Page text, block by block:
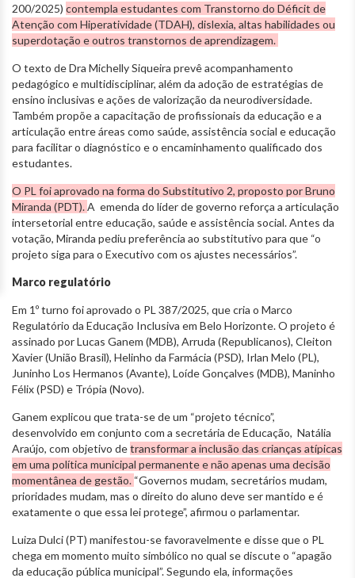
200/2025) contempla estudantes com Transtorno do Déficit de
Atenção com Hiperatividade (TDAH), dislexia, altas habilidades ou
superdotação e outros transtornos de aprendizagem.
O texto de Dra Michelly Siqueira prevê acompanhamento
pedagógico e multidisciplinar, além da adoção de estratégias de
ensino inclusivas e ações de valorização da neurodiversidade.
Também propõe a capacitação de profissionais da educação e a
articulação entre áreas como saúde, assistência social e educação
para facilitar o diagnóstico e o encaminhamento qualificado dos
estudantes.
O PL foi aprovado na forma do Substitutivo 2, proposto por Bruno
Miranda (PDT).A emenda do líder de governo reforça a articulação
intersetorial entre educação, saúde e assistência social. Antes da
votação, Miranda pediu preferência ao substitutivo para que “o
projeto siga para o Executivo com os ajustes necessários”.
Marco regulatório
Em 1º turno foi aprovado o PL 387/2025, que cria o Marco
Regulatório da Educação Inclusiva em Belo Horizonte. O projeto é
assinado por Lucas Ganem (MDB), Arruda (Republicanos), Cleiton
Xavier (União Brasil), Helinho da Farmácia (PSD), Irlan Melo (PL),
Juninho Los Hermanos (Avante), Loíde Gonçalves (MDB), Maninho
Félix (PSD) e Trópia (Novo).
Ganem explicou que trata-se de um “projeto técnico”,
desenvolvido em conjunto com a secretária de Educação, Natália
Araújo, com objetivo detransformar a inclusão das crianças atípicas
em uma política municipal permanente e não apenas uma decisão
momentânea de gestão. “Governos mudam, secretários mudam,
prioridades mudam, mas o direito do aluno deve ser mantido e é
exatamente o que essa lei protege”, afirmou o parlamentar.
Luiza Dulci (PT) manifestou-se favoravelmente e disse que o PL
chega em momento muito simbólico no qual se discute o “apagão
da educação pública municipal”. Segundo ela, informações